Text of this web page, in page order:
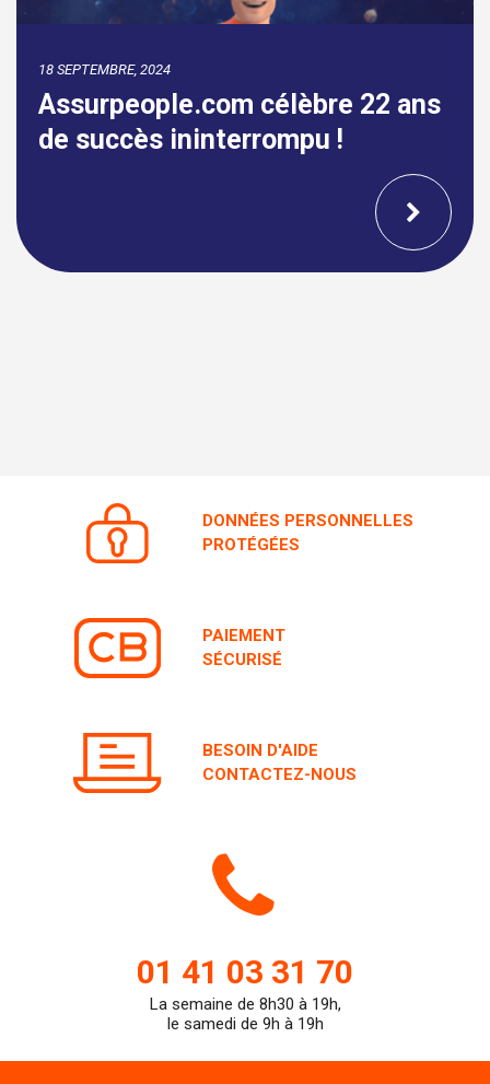
18 SEPTEMBRE, 2024
Assurpeople.com célèbre 22 ans
de succès ininterrompu !
DONNÉES PERSONNELLES
PROTÉGÉES
PAIEMENT
SÉCURISÉ
BESOIN D'AIDE
CONTACTEZ-NOUS
Icone
de
01 41 03 31 70
La semaine de 8h30 à 19h,
le samedi de 9h à 19h